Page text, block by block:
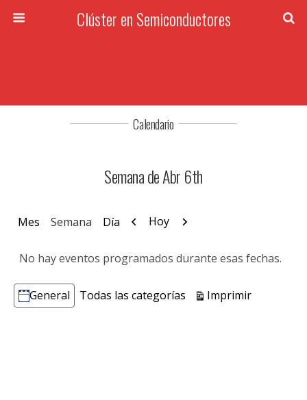
Clúster en Semiconductores
Calendario
Semana de Abr 6th
Mes Semana Día Anterior
Hoy Siguiente
No hay eventos programados durante esas fechas.
Categorías
General Todas las categorías ImprimirVistas